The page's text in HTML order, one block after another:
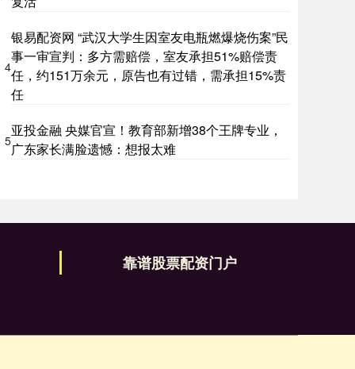
4
银易配资网 “武汉大学生因室友电瓶燃爆烧伤案”民
事一审宣判：多方需赔偿，室友承担51%赔偿责
任，约151万余元，原告也有过错，需承担15%责
任
5
亚投金融 央媒官宣！教育部新增38个王牌专业，
广东家长满脸遗憾：想报太难
靠谱股票配资门户